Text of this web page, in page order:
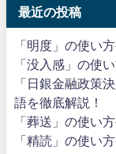
最近の投稿
「明度」の使い
「没入感」の使
「日銀金融政策
語を徹底解説！
「葬送」の使い
「精読」の使い